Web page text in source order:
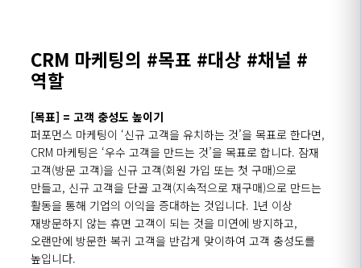
CRM 마케팅의 #목표 #대상 #채널 #
역할
[목표] = 고객 충성도 높이기
퍼포먼스 마케팅이 ‘신규 고객을 유치하는 것’을 목표로 한다면,
CRM 마케팅은 ‘우수 고객을 만드는 것’을 목표로 합니다. 잠재
고객(방문 고객)을 신규 고객(회원 가입 또는 첫 구매)으로
만들고, 신규 고객을 단골 고객(지속적으로 재구매)으로 만드는
활동을 통해 기업의 이익을 증대하는 것입니다. 1년 이상
재방문하지 않는 휴면 고객이 되는 것을 미연에 방지하고,
오랜만에 방문한 복귀 고객을 반갑게 맞이하여 고객 충성도를
높입니다.